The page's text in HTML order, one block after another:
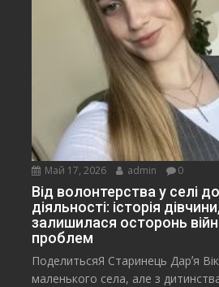
Май 17, 2026 admin 0
Від волонтерства у селі
діяльності: історія
залишилася осторонь
проблем
ПоделитьсяЯ Старинець Дарʼя
маленького села, але з